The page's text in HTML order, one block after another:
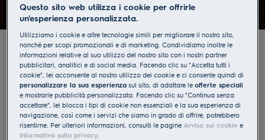
La vostra cucina perfettamente attrezzata
Questo sito web utilizza i cookie per offrirle
un'esperienza personalizzata.
Utilizziamo i cookie e altre tecnologie simili per migliorare il nostro sito,
nonché per scopi promozionali e di marketing. Condividiamo inoltre le
informazioni relative al suo utilizzo del nostro sito con i nostri partner
pubblicitari, analitici e di social media. Facendo clic su "Accetta tutti i
cookie", lei acconsente al nostro utilizzo dei cookie e ci consente quindi di
personalizzare la sua esperienza sul sito, di adattare leofferte speciali
e mostrarle pubblicità personalizzata. Facendo clic su "Continua senza
accettare", lei blocca i tipi di cookie non essenziali e la sua esperienza di
navigazione, così come i servizi che siamo in grado di offrire, potrebbero
risentirne. Per ulteriori informazioni, consulti le pagine Avviso sui cookie e
Informativa sulla privacy